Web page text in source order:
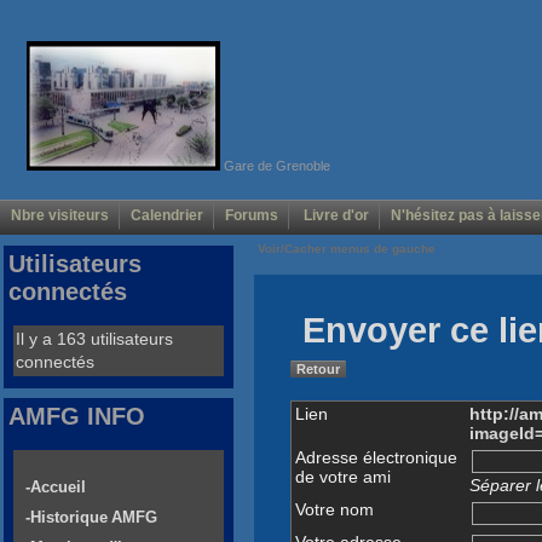
Gare de Grenoble
Nbre visiteurs Calendrier Forums Livre d'or N'hésitez pas à
Voir/Cacher menus de gauche
Envoyer ce
Retour
Lien
http://
Adresse électronique
de votre ami
Séparer
Votre nom
Utilisateurs
connectés
Il y a 163 utilisateurs
connectés
AMFG INFO
-Accueil
-Historique AMFG